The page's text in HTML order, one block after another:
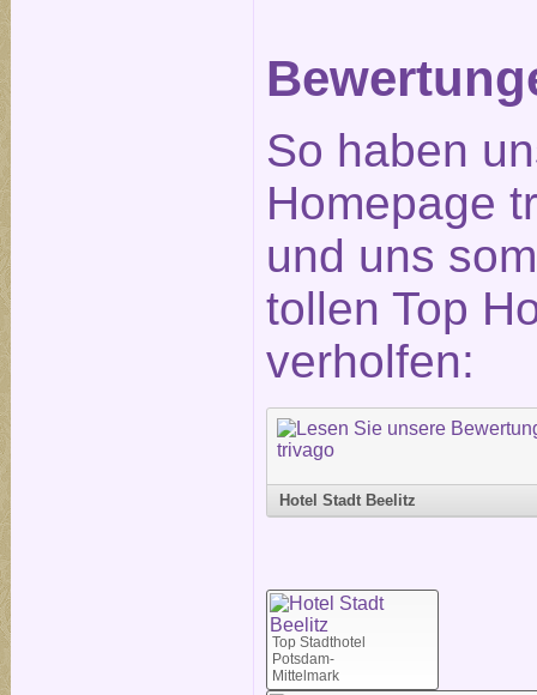
So haben
Homepage
und uns
tollen Top
verholfen:
Hotel Stadt Beelitz
Top Stadthotel
Potsdam-
Mittelmark